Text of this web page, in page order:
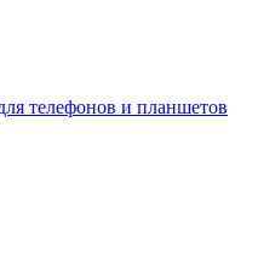
телефонов и планшетов